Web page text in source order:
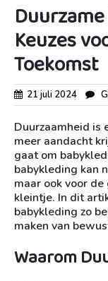
Keuzes
Toekomst
21 juli 2024
Duurzaamheid is
meer aandacht
gaat om
babykleding kan
maar ook voor
kleintje. In dit
babykleding zo
maken van
Waarom